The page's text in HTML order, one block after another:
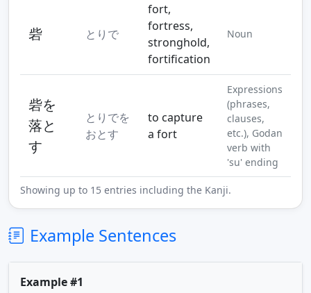
砦 とりで
fort,
fortress,
stronghold,
fortification
Noun
砦を
落と
す
とりでを
おとす
to capture
a fort
Expressions
(phrases,
clauses,
etc.), Godan
verb with
'su' ending
Showing up to 15 entries including the Kanji.
Example Sentences
Example #1